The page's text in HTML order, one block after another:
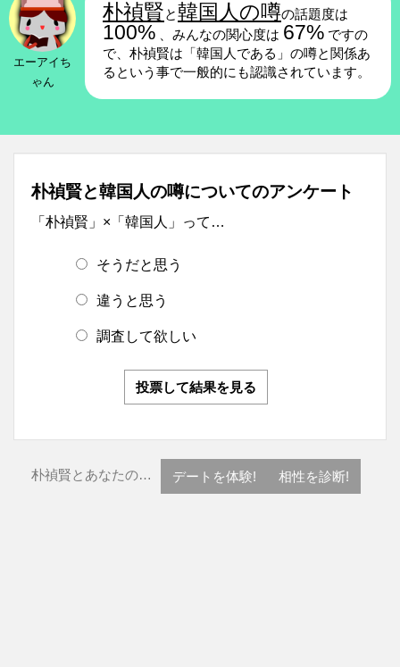
エーアイち
ゃん
朴禎賢と韓国人の噂の話題度は
100% 、みんなの関心度は 67% ですの
で、朴禎賢は「韓国人である」の噂と関係あ
るという事で一般的にも認識されています。
朴禎賢と韓国人の噂についてのアンケート
「朴禎賢」×「韓国人」って…
そうだと思う
違うと思う
調査して欲しい
投票して結果を見る
朴禎賢とあなたの… デートを体験! 相性を診断!